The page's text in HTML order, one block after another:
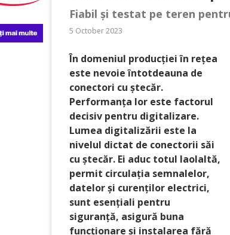
Fiabil și testat pe teren
5 October 2023
În domeniul producției în rețea
este nevoie întotdeauna de
conectori cu ștecăr.
Performanța lor este factorul
decisiv pentru digitalizare.
Lumea digitalizării este la
nivelul dictat de conectorii săi
cu ștecăr. Ei aduc totul laolaltă,
permit circulația semnalelor,
datelor și curenților electrici,
sunt esențiali pentru
siguranță, asigură buna
funcționare și instalarea fără